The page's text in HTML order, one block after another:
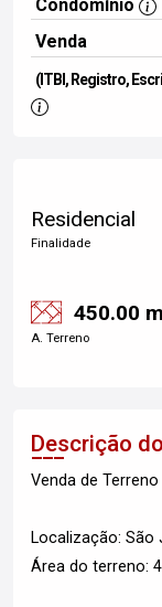
Condomínio
Venda
(ITBI, Registro,
Residencial
Finalidade
450.00
A. Terreno
Descrição
Venda de
Localização: São
Área do terreno: